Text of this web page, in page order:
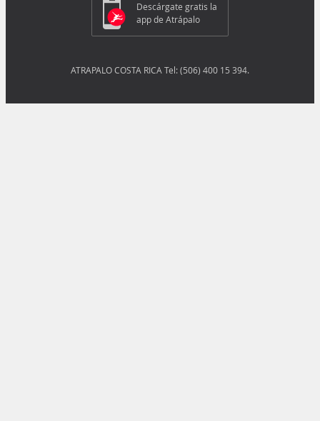
Descárgate gratis la
app de Atrápalo
ATRAPALO COSTA RICA Tel: (506) 400 15 394.